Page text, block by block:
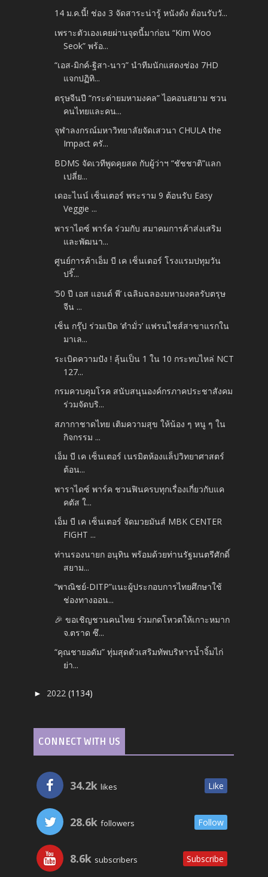
14 ม.ค.นี้! ช่อง 3 จัดสาระน่ารู้ หนังดัง ต้อนรับวั...
เพราะตัวเองเคยผ่านจุดนี้มาก่อน “Kim Woo
Seok” พร้อ...
“เอส-มิกค์-ฐิสา-นาว” นำทีมนักแสดงช่อง 7HD
แจกปฏิทิ...
ตรุษจีนปี “กระต่ายมหามงคล” ไอคอนสยาม ชวน
คนไทยและคน...
จุฬาลงกรณ์มหาวิทยาลัยจัดเสวนา CHULA the
Impact ครั...
BDMS จัดเวทีพูดคุยสด กับผู้ว่าฯ “ชัชชาติ”แลก
เปลี่ย...
เดอะไนน์ เซ็นเตอร์ พระราม 9 ต้อนรับ Easy
Veggie ...
พาราไดซ์ พาร์ค ร่วมกับ สมาคมการค้าส่งเสริม
และพัฒนา...
ศูนย์การค้าเอ็ม บี เค เซ็นเตอร์ โรงแรมปทุมวัน
ปริ๊...
‘50 ปี เอส แอนด์ พี’ เฉลิมฉลองมหามงคลรับตรุษ
จีน ...
เซ็น กรุ๊ป ร่วมเปิด ‘ตำมั่ว’ แฟรนไชส์สาขาแรกใน
มาเล...
ระเบิดความปัง ! ลุ้นเป็น 1 ใน 10 กระทบไหล่ NCT
127...
กรมควบคุมโรค สนับสนุนองค์กรภาคประชาสังคม
ร่วมจัดบริ...
สภากาชาดไทย เติมความสุข ให้น้อง ๆ หนู ๆ ใน
กิจกรรม ...
เอ็ม บี เค เซ็นเตอร์ เนรมิตห้องแล็ปวิทยาศาสตร์
ต้อน...
พาราไดซ์ พาร์ค ชวนฟินครบทุกเรื่องเกี่ยวกับแค
คตัส ใ...
เอ็ม บี เค เซ็นเตอร์ จัดมวยมันส์ MBK CENTER
FIGHT ...
ท่านรองนายก อนุทิน พร้อมด้วยท่านรัฐมนตรีศักดิ์
สยาม...
“พาณิชย์-DITP”แนะผู้ประกอบการไทยศึกษาใช้
ช่องทางออน...
🎉 ขอเชิญชวนคนไทย ร่วมกดโหวตให้เกาะหมาก
จ.ตราด ซึ...
“คุณชายอดัม” ทุ่มสุดตัวเสริมทัพบริหารน้ำจิ้มไก่
ย่า...
► 2022(1134)
CONNECT WITH US
34.2k likes Like
28.6k followers Follow
8.6k subscribers Subscribe